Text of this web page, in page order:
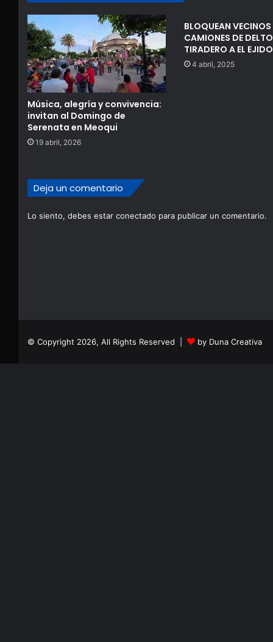
Música, alegría y convivencia:
invitan al Domingo de
Serenata en Meoqui
19 abril, 2026
BLOQUEAN
CAMIONES DE
TIRADERO A EL
4 abril, 2025
Deja un comentario
Lo siento, debes estar conectado para publicar un comentario.
© Copyright 2026, All Rights Reserved | by Duna Creativa